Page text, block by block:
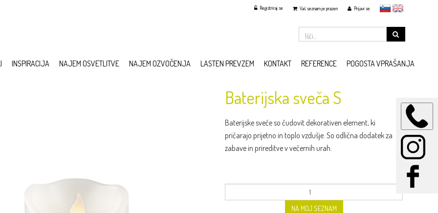
slovensko
EnglishPrijavi se
Vaš seznam je prazen
Registriraj se
INSPIRACIJA NAJEM OSVETLITVE NAJEM OZVOČENJA LASTEN PREVZEM KONTAKT REFERENCE POGOSTA VPRAŠANJA
Baterijska sveča S
Baterijske sveče so čudovit dekorativen element, ki
pričarajo prijetno in toplo vzdušje. So odlična dodatek za
zabave in prireditve v večernih urah.
NA MOJ SEZNAM